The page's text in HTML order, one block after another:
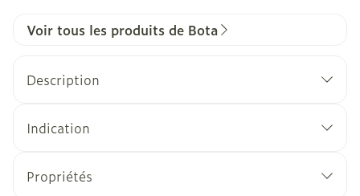
Voir tous les produits de Bota
Description
Indication
Propriétés